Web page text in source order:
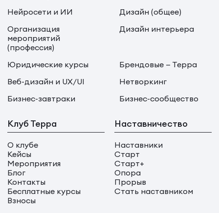
Нейросети и ИИ
Дизайн (общее)
Организация
мероприятий
(профессия)
Дизайн интерьера
Юридические курсы
Брендовые — Терра
Веб-дизайн и UX/UI
Нетворкинг
Бизнес-завтраки
Бизнес-сообщество
Клуб Терра
О клубе
Кейсы
Мероприятия
Блог
Контакты
Бесплатные курсы
Взносы
Наставничество
Наставники
Старт
Старт+
Опора
Прорыв
Стать наставником